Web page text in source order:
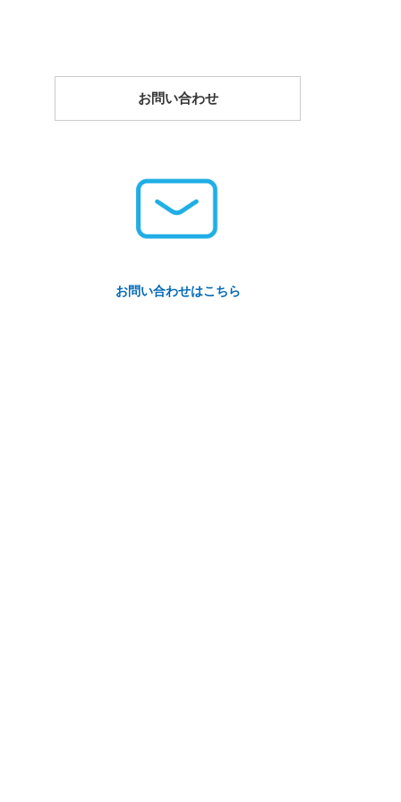
お問い合わせ
お問い合わせはこちら